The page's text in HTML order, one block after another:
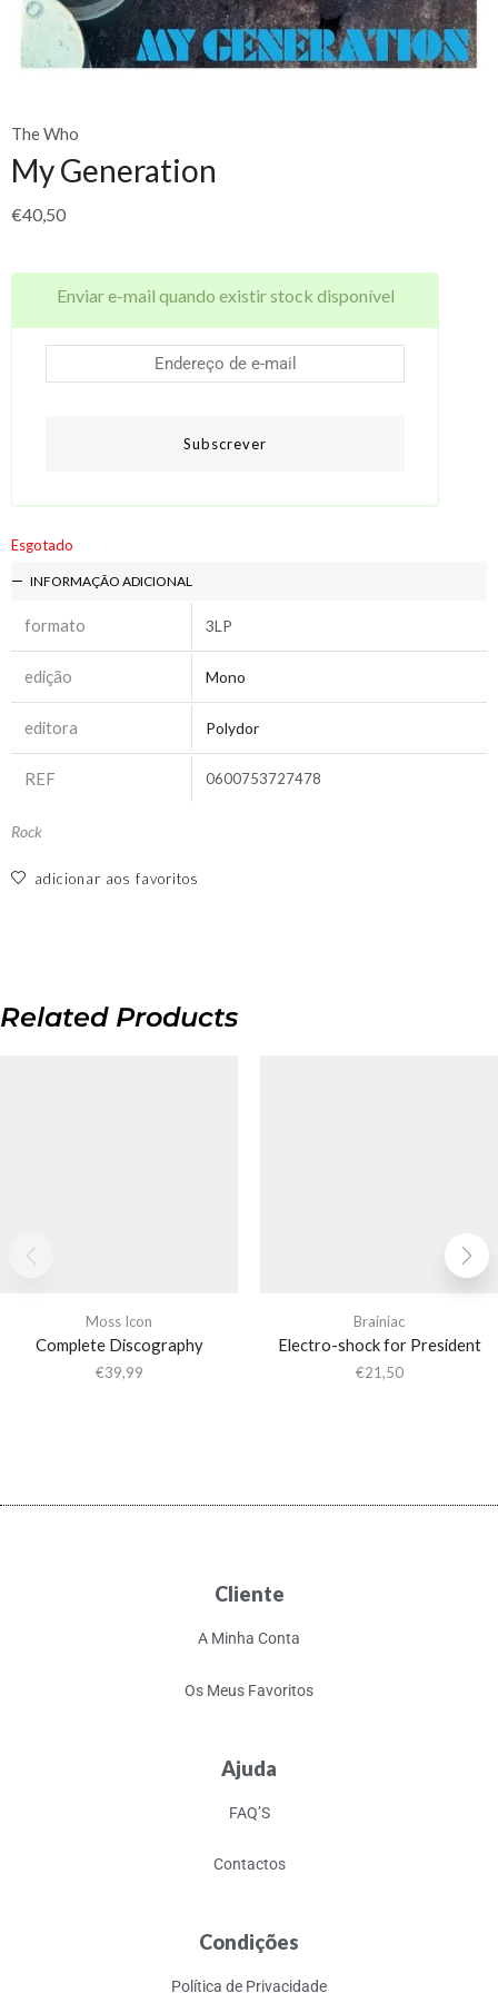
The Who
My Generation
€40,50
Enviar e-mail quando existir stock disponível
Subscrever
Esgotado
INFORMAÇÃO ADICIONAL
formato 3LP
edição Mono
editora Polydor
REF 0600753727478
Rock
adicionar aos favoritos
Related Products
Moss Icon
Complete Discography
€39,99
Brainiac
Electro-shock for President
€21,50
Cliente
A Minha Conta
Os Meus Favoritos
Ajuda
FAQ’S
Contactos
Condições
Política de Privacidade